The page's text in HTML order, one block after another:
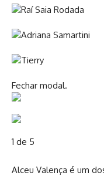
Fechar modal.
1 de 5
Alceu Valença é um